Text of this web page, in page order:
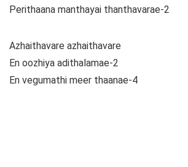
Perithaana manthayai thanthavarae-2
Azhaithavare azhaithavare
En oozhiya adithalamae-2
En vegumathi meer thaanae-4